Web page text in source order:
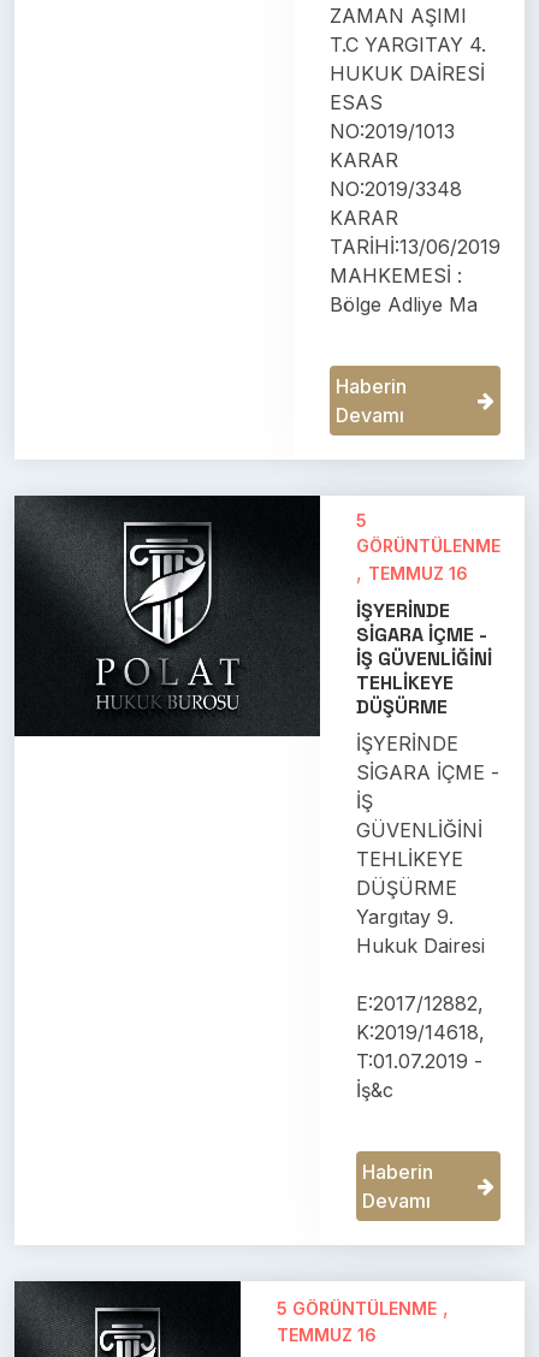
ZAMAN AŞIMI
T.C YARGITAY 4.
HUKUK DAİRESİ
ESAS
NO:2019/1013
KARAR
NO:2019/3348
KARAR
TARİHİ:13/06/2019
MAHKEMESİ :
Bölge Adliye Ma
Haberin
Devamı
5
GÖRÜNTÜLENME
, TEMMUZ 16
İŞYERİNDE
SİGARA İÇME -
İŞ GÜVENLİĞİNİ
TEHLİKEYE
DÜŞÜRME
İŞYERİNDE
SİGARA İÇME -
İŞ
GÜVENLİĞİNİ
TEHLİKEYE
DÜŞÜRME
Yargıtay 9.
Hukuk Dairesi
E:2017/12882,
K:2019/14618,
T:01.07.2019 -
İş&c
Haberin
Devamı
5 GÖRÜNTÜLENME ,
TEMMUZ 16